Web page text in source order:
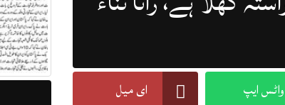
Lahore 05 August 2026 واٹس ایپ ای میل